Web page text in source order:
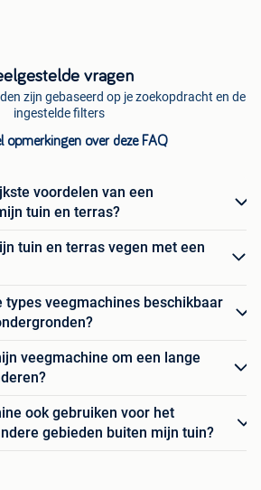
vragen
zijn gebaseerd op je zoekopdracht en de
ingestelde filters
opmerkingen over deze FAQ
voordelen van een
tuin en terras?
tuin en terras vegen met een
veegmachines beschikbaar
veegmachine om een lange
ook gebruiken voor het
gebieden buiten mijn tuin?